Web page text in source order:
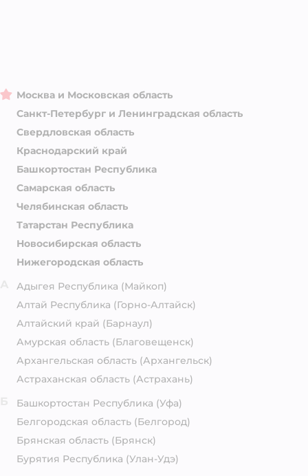
Москва и Московская область
Санкт-Петербург и Ленинградская область
Свердловская область
Краснодарский край
Башкортостан Республика
Самарская область
Челябинская область
Татарстан Республика
Новосибирская область
Нижегородская область
Адыгея Республика (Майкоп)
Алтай Республика (Горно-Алтайск)
Алтайский край (Барнаул)
Амурская область (Благовещенск)
Архангельская область (Архангельск)
Астраханская область (Астрахань)
Башкортостан Республика (Уфа)
Белгородская область (Белгород)
Брянская область (Брянск)
Бурятия Республика (Улан-Удэ)